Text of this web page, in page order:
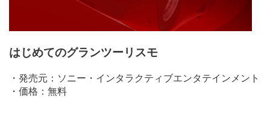
はじめてのグランツーリスモ
・発売元：ソニー・インタラクティブエンタテインメント
・価格：無料